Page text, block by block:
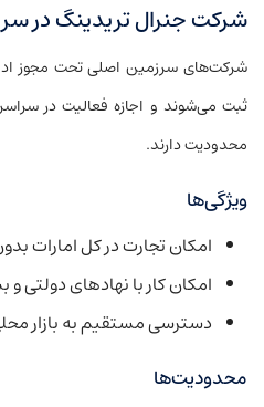
شرکت جنرال تریدینگ در
ثبت می‌شوند و اجازه فعالیت در
محدودیت دارند.
ویژگی‌ها
امکان تجارت در کل امارات
امکان کار با نهادهای دولتی
دسترسی مستقیم به بازار
محدودیت‌ها